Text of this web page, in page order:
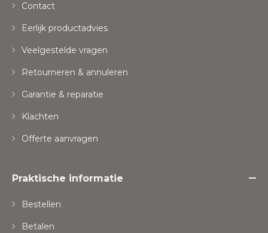
Contact
Eerlijk productadvies
Veelgestelde vragen
Retourneren & annuleren
Garantie & reparatie
Klachten
Offerte aanvragen
Praktische informatie
Bestellen
Betalen